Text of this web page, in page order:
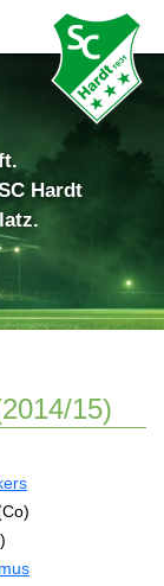
Hardt
15)